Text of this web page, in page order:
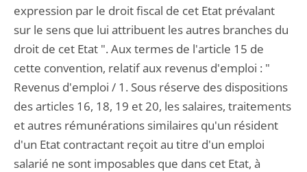
expression par le droit fiscal de cet Etat prévalant
sur le sens que lui attribuent les autres branches du
droit de cet Etat ". Aux termes de l'article 15 de
cette convention, relatif aux revenus d'emploi : "
Revenus d'emploi / 1. Sous réserve des dispositions
des articles 16, 18, 19 et 20, les salaires, traitements
et autres rémunérations similaires qu'un résident
d'un Etat contractant reçoit au titre d'un emploi
salarié ne sont imposables que dans cet Etat, à